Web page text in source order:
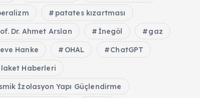
patates kızartması
Dr. Ahmet Arslan İnegöl gaz
Hanke OHAL ChatGPT
Haberleri
İzolasyon Yapı Güçlendirme